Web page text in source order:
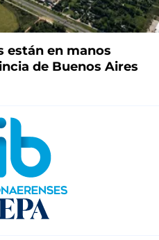
están en manos
de Buenos Aires